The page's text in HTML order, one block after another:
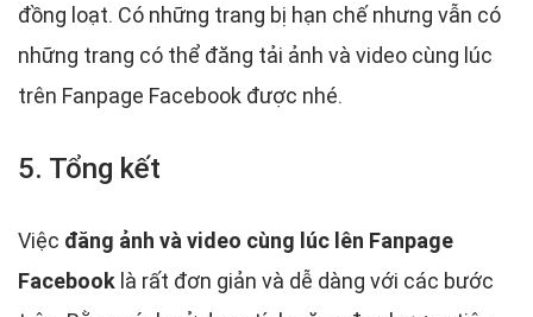
đồng loạt. Có những trang bị hạn chế nhưng vẫn có
những trang có thể đăng tải ảnh và video cùng lúc
trên Fanpage Facebook được nhé.
5. Tổng kết
Việc đăng ảnh và video cùng lúc lên Fanpage
Facebook là rất đơn giản và dễ dàng với các bước